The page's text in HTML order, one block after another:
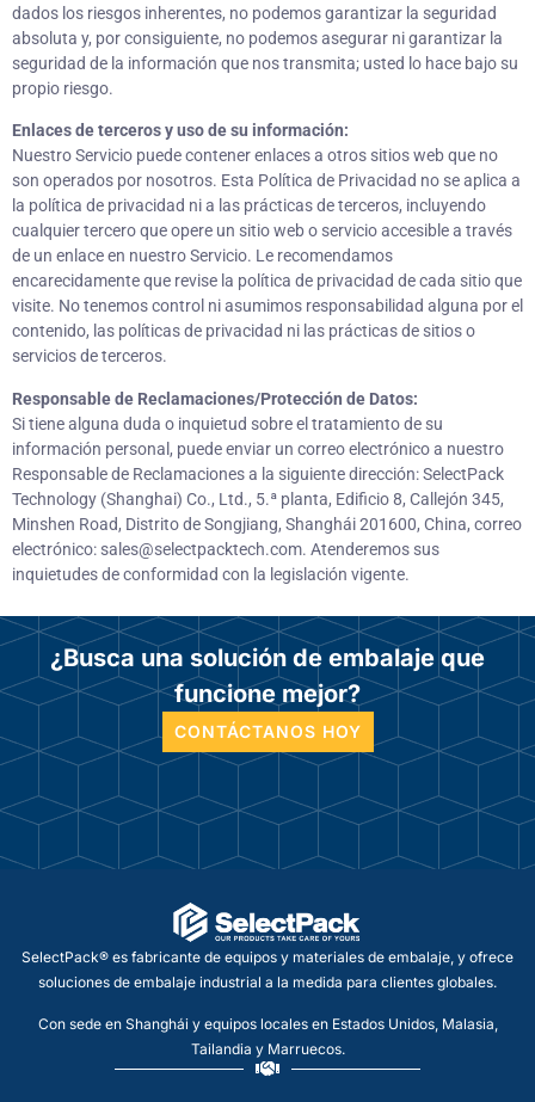
dados los riesgos inherentes, no podemos garantizar la seguridad
absoluta y, por consiguiente, no podemos asegurar ni garantizar la
seguridad de la información que nos transmita; usted lo hace bajo su
propio riesgo.
Enlaces de terceros y uso de su información:
Nuestro Servicio puede contener enlaces a otros sitios web que no
son operados por nosotros. Esta Política de Privacidad no se aplica a
la política de privacidad ni a las prácticas de terceros, incluyendo
cualquier tercero que opere un sitio web o servicio accesible a través
de un enlace en nuestro Servicio. Le recomendamos
encarecidamente que revise la política de privacidad de cada sitio que
visite. No tenemos control ni asumimos responsabilidad alguna por el
contenido, las políticas de privacidad ni las prácticas de sitios o
servicios de terceros.
Responsable de Reclamaciones/Protección de Datos:
Si tiene alguna duda o inquietud sobre el tratamiento de su
información personal, puede enviar un correo electrónico a nuestro
Responsable de Reclamaciones a la siguiente dirección: SelectPack
Technology (Shanghai) Co., Ltd., 5.ª planta, Edificio 8, Callejón 345,
Minshen Road, Distrito de Songjiang, Shanghái 201600, China, correo
electrónico: sales@selectpacktech.com. Atenderemos sus
inquietudes de conformidad con la legislación vigente.
¿Busca una solución de embalaje que
funcione mejor?
CONTÁCTANOS HOY
SelectPack® es fabricante de equipos y materiales de embalaje, y ofrece
soluciones de embalaje industrial a la medida para clientes globales.
Con sede en Shanghái y equipos locales en Estados Unidos, Malasia,
Tailandia y Marruecos.